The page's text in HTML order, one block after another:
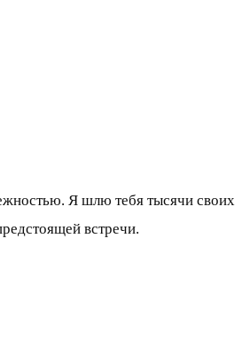
Я шлю тебя тысячи своих
встречи.